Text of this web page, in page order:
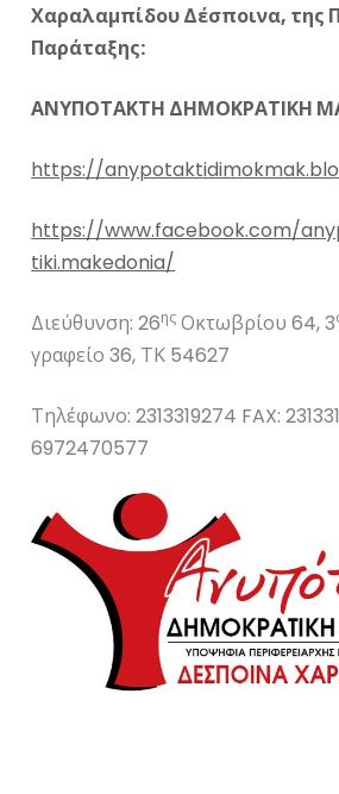
Χαραλαμπίδου Δέσποινα, της
Παράταξης:
ΑΝΥΠΟΤΑΚΤΗ ΔΗΜΟΚΡΑΤΙΚΗ
https://
https://www.facebook.com/
tiki.makedonia/
Διεύθυνση: 26ης Οκτωβρίου 64, 3
γραφείο 36, ΤΚ 54627
Τηλέφωνο: 2313319274 FAX:
6972470577